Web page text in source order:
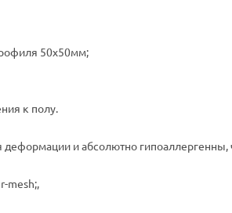
50х50мм;
к полу.
и абсолютно
mesh;,